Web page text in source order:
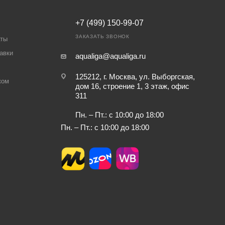
+7 (499) 150-99-07
ЗАКАЗАТЬ ЗВОНОК
aqualiga@aqualiga.ru
125212, г. Москва, ул. Выборгская,
дом 16, строение 1, 3 этаж, офис
311
Пн. – Пт.: с 10:00 до 18:00
Пн. – Пт.: с 10:00 до 18:00